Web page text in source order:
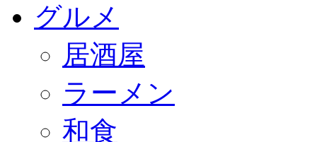
グルメ
居酒屋
ラーメン
和食